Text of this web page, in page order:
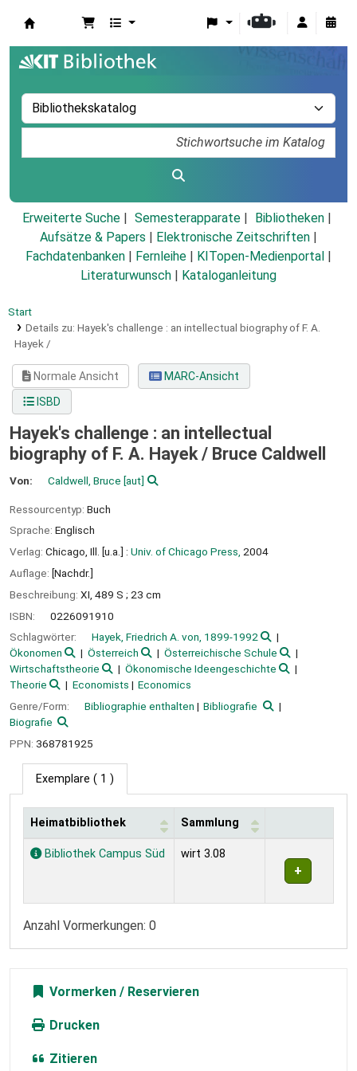
Erweiterte Suche Semesterapparate
Bibliotheken
Aufsätze & Papers
Elektronische Zeitschriften
Fachdatenbanken
Fernleihe KITopen-Medienportal
Literaturwunsch
Kataloganleitung
Start
Details zu: Hayek's challenge : an intellectual biography of F. A.
Hayek /
Normale Ansicht
MARC-Ansicht
ISBD
Hayek's challenge : an intellectual
biography of F. A. Hayek / Bruce Caldwell
Von: Caldwell, Bruce [aut]
Ressourcentyp: Buch
Sprache: Englisch
Verlag: Chicago, Ill. [u.a.] : Univ. of Chicago Press, 2004
Auflage: [Nachdr.]
Beschreibung: XI, 489 S ; 23 cm
ISBN:
0226091910
Schlagwörter:
Hayek, Friedrich A. von, 1899-1992
Ökonomen
Österreich
Österreichische Schule
Wirtschaftstheorie
Ökonomische Ideengeschichte
Theorie
Economists
Economics
Genre/Form:
Bibliographie enthalten
Bibliografie
Biografie
PPN: 368781925
Exemplare ( 1 )
Exemplare
Heimatbibliothek Sammlung
Bibliothek Campus Süd wirt 3.08
Anzahl Vormerkungen: 0
Vormerken
Drucken
Zitieren